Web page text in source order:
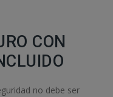
CON
no debe ser